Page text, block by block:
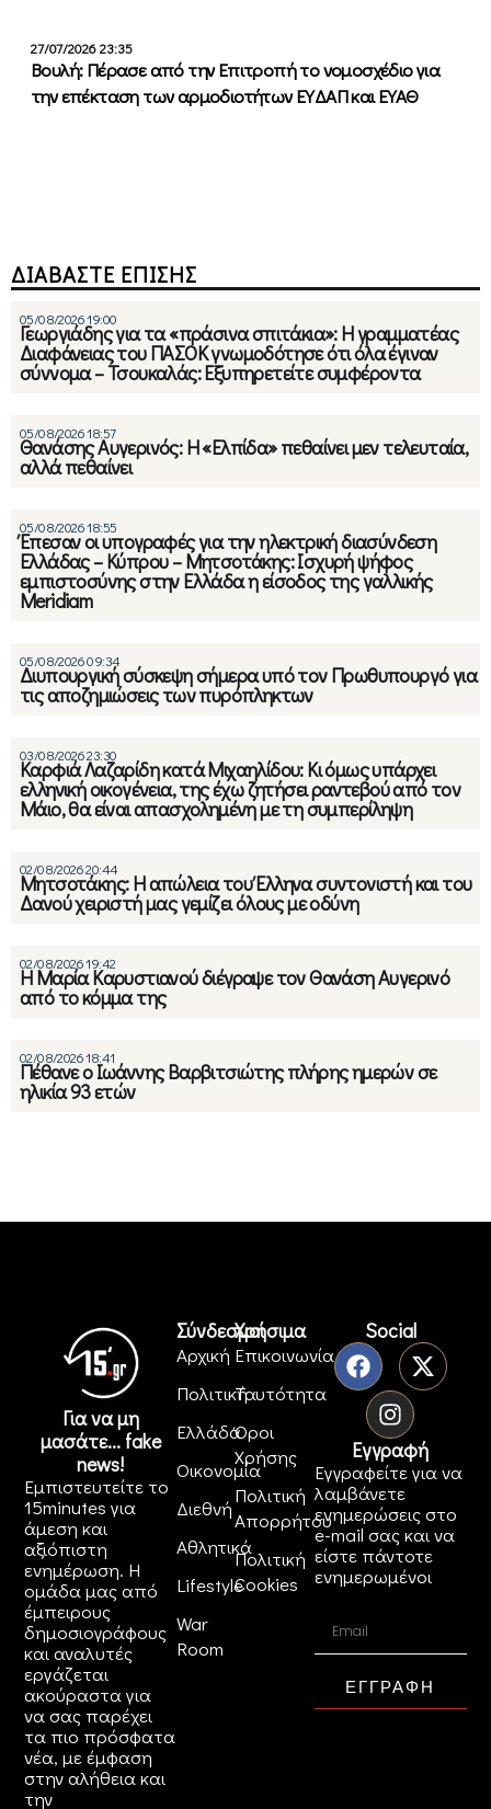
27/07/2026 23:35
Βουλή: Πέρασε από την Επιτροπή το νομοσχέδιο για
την επέκταση των αρμοδιοτήτων ΕΥΔΑΠ και ΕΥΑΘ
ΔΙΑΒΑΣΤΕ ΕΠΙΣΗΣ
05/08/2026 19:00
Γεωργιάδης για τα «πράσινα σπιτάκια»: Η γραμματέας
Διαφάνειας του ΠΑΣΟΚ γνωμοδότησε ότι όλα έγιναν
σύννομα – Τσουκαλάς: Εξυπηρετείτε συμφέροντα
05/08/2026 18:57
Θανάσης Αυγερινός: Η «Ελπίδα» πεθαίνει μεν τελευταία,
αλλά πεθαίνει
05/08/2026 18:55
Έπεσαν οι υπογραφές για την ηλεκτρική διασύνδεση
Ελλάδας – Κύπρου – Μητσοτάκης: Ισχυρή ψήφος
εμπιστοσύνης στην Ελλάδα η είσοδος της γαλλικής
Meridiam
05/08/2026 09:34
Διυπουργική σύσκεψη σήμερα υπό τον Πρωθυπουργό για
τις αποζημιώσεις των πυρόπληκτων
03/08/2026 23:30
Καρφιά Λαζαρίδη κατά Μιχαηλίδου: Κι όμως υπάρχει
ελληνική οικογένεια, της έχω ζητήσει ραντεβού από τον
Μάιο, θα είναι απασχολημένη με τη συμπερίληψη
02/08/2026 20:44
Μητσοτάκης: Η απώλεια του Έλληνα συντονιστή και του
Δανού χειριστή μας γεμίζει όλους με οδύνη
02/08/2026 19:42
Η Μαρία Καρυστιανού διέγραψε τον Θανάση Αυγερινό
από το κόμμα της
02/08/2026 18:41
Πέθανε ο Ιωάννης Βαρβιτσιώτης πλήρης ημερών σε
ηλικία 93 ετών
Για να μη
μασάτε... fake
news!
Εμπιστευτείτε το
15minutes για
άμεση και
αξιόπιστη
ενημέρωση. Η
ομάδα μας από
έμπειρους
δημοσιογράφους
και αναλυτές
εργάζεται
ακούραστα για
να σας παρέχει
τα πιο πρόσφατα
νέα, με έμφαση
στην αλήθεια και
την
Σύνδεσμοι
Αρχική
Πολιτική
Ελλάδα
Οικονομία
Διεθνή
Αθλητικά
Lifestyle
War
Room
Χρήσιμα
Επικοινωνία
Ταυτότητα
Όροι
Χρήσης
Πολιτική
Απορρήτου
Πολιτική
Cookies
Social
Εγγραφή
Εγγραφείτε για να
λαμβάνετε
ενημερώσεις στο
e-mail σας και να
είστε πάντοτε
ενημερωμένοι
ΕΓΓΡΑΦΗ